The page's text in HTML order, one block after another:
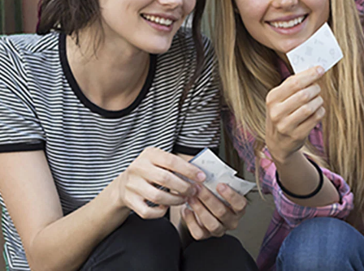
Ciebie i wszystkich innych użytkowników. Naszym
nadrzędnym celem jest pomoc w ciągłym dzieleniu się
pięknem typografii za pośrednictwem Sprocket!